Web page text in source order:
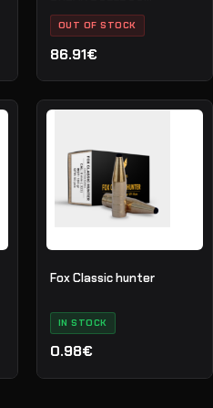
M24X1.5RH BLACK
OUT OF STOCK
86.91€
Fox Classic hunter
IN STOCK
0.98€